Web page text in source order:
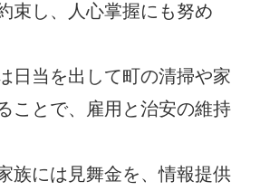
束し、人心掌握にも努め
日当を出して町の清掃や家
ことで、雇用と治安の維持
族には見舞金を、情報提供